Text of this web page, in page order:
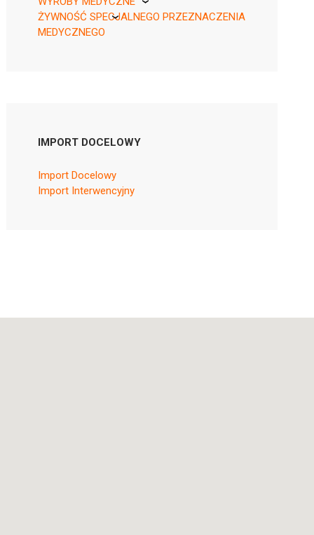
KikGel
ŻYWNOŚĆ SPECJALNEGO PRZEZNACZENIA
MEDYCZNEGO
IMPORT DOCELOWY
Import Docelowy
Import Interwencyjny